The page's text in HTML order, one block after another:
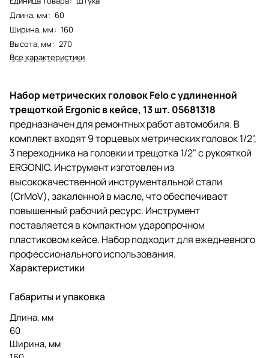
Длина, мм: 60
Ширина, мм: 160
Высота, мм: 270
Все характеристики
Набор метрических головок Felo с удлиненной
трещоткой Ergonic в кейсе, 13 шт. 05681318
предназначен для ремонтных работ автомобиля. В
комплект входят 9 торцевых метрических головок 1/2",
3 переходника на головки и трещотка 1/2" с рукояткой
ERGONIC. Инструмент изготовлен из
высококачественной инструментальной стали
(CrMoV), закаленной в масле, что обеспечивает
повышенный рабочий ресурс. Инструмент
поставляется в компактном ударопрочном
пластиковом кейсе. Набор подходит для ежедневного
профессионального использования.
Характеристики
Габариты и упаковка
Длина, мм
60
Ширина, мм